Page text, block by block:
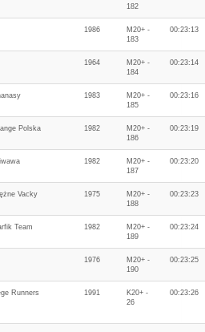
182
1986
M20+ -
183
00:23:13
1964
M20+ -
184
00:23:14
1983
M20+ -
185
00:23:16
Polska 1982
M20+ -
186
00:23:19
1982
M20+ -
187
00:23:20
Vacky 1975
M20+ -
188
00:23:23
Team 1982
M20+ -
189
00:23:24
1976
M20+ -
190
00:23:25
Runners 1991
K20+ -
26
00:23:26